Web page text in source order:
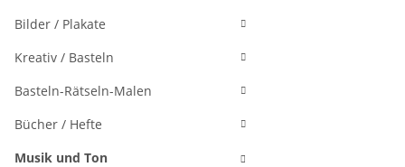
Bilder / Plakate
Kreativ / Basteln
Basteln-Rätseln-Malen
Bücher / Hefte
Musik und Ton